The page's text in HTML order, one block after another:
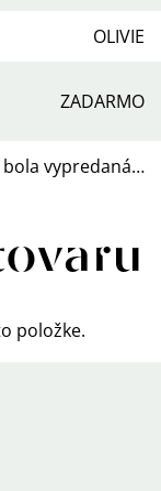
OLIVIE
ZADARMO
bola vypredaná…
položke.